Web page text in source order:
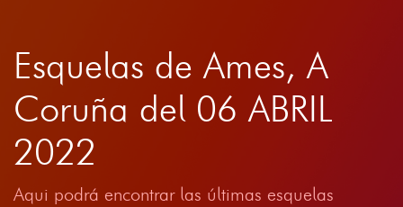
Esquelas de Ames, A
Coruña del 06 ABRIL
2022
Aqui podrá encontrar las últimas esquelas